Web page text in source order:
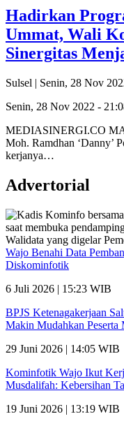
Hadirkan
Ummat, Wali
Sinergitas
Sulsel | Senin, 28 Nov
Senin, 28 Nov 2022 -
MEDIASINERGI.CO
Moh. Ramdhan ‘Danny’
kerjanya…
Advertorial
Wajo Benahi Data
Diskominfotik
6 Juli 2026 | 15:23 WIB
BPJS Ketenagakerjaan
Makin Mudahkan
29 Juni 2026 | 14:05 WIB
Kominfotik Wajo Ikut
Musdalifah: Kebersihan
19 Juni 2026 | 13:19 WIB